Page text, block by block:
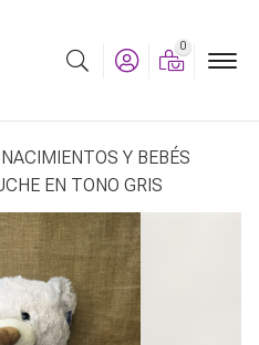
Buscar
0
NACIMIENTOS Y BEBÉS
EN TONO GRIS